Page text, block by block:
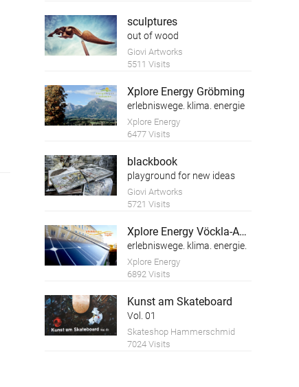
sculptures
out of wood
Giovi Artworks
5511 Visits
Xplore Energy Gröbming
erlebniswege. klima. energie
Xplore Energy
6477 Visits
blackbook
playground for new ideas
Giovi Artworks
5721 Visits
Xplore Energy Vöckla-Ager
erlebniswege. klima. energie.
Xplore Energy
6892 Visits
Kunst am Skateboard
Vol. 01
Skateshop Hammerschmid
7024 Visits